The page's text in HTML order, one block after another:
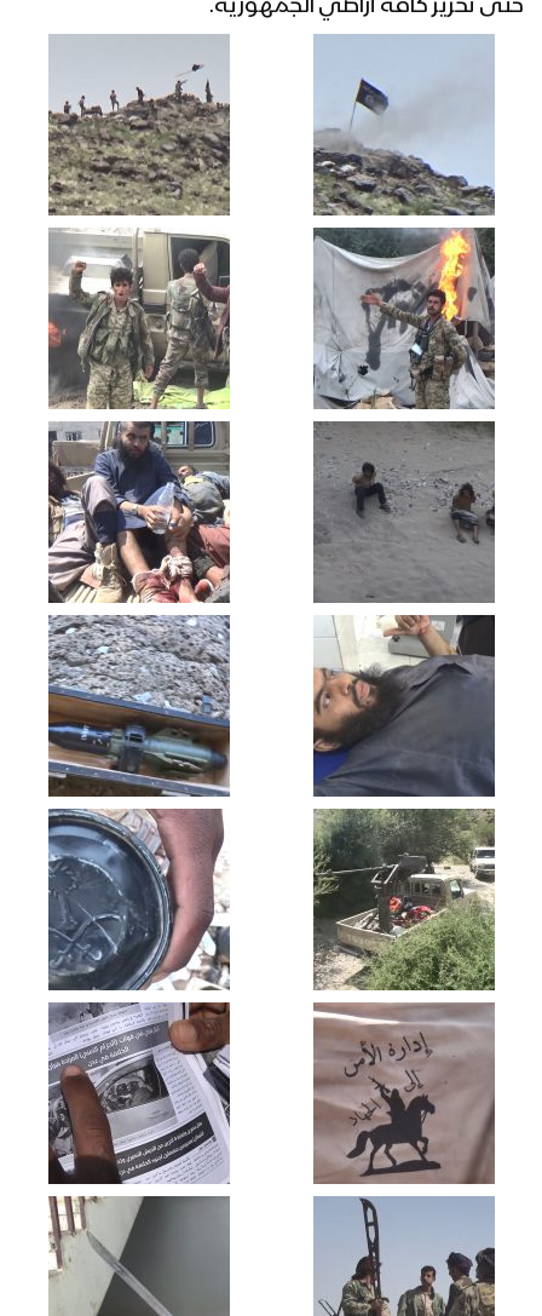
البيضاء – صد زحف للمنافقين في قانية
البيضاء – صد زحف واسع للمنافقين في
جبهة ناطع مسنود بالطيران واستهداف
طقم محمل معدل عيار23
البيضاء – صد زحف للمنافقين في قانية
وتكبيدهم خسائر فادحة
البيضاء – استهداف طقم محمل بالمرتزقة
بصاروخ موجه في جبهة ناطع
البيضاء – مشاهد صد زحف للمنافقين في
جبهة قانية
البيضاء – عملية هجومية على المنافقين
في حوران بقانية واغتنام طائرتي تصوير
استطلاعية
البيضاء – مشاهد صد زحف للمنافقين على
مواقع الجيش واللجان بحوران في جبهة
قانية
البيضاء – مشاهد للجيش واللجان الشعبية
أثناء صد زحف للمنافقين في جبهة قانية
البيضاء – استهداف آلية للمرتزقة تحمل
معدل 14 بصاروخ موجه في قانية
البيضاء – مقابلات للمجاهدين من جبهة
ناطع بمناسبة يوم القدس العالمي
البيضاء – تطهير عدد من مواقع للمنافقين
وكسر زحف لهم لمحاولة استعادة ما
فقدوه في قانية
حتى تحرير كافة أراضي الجمهورية.